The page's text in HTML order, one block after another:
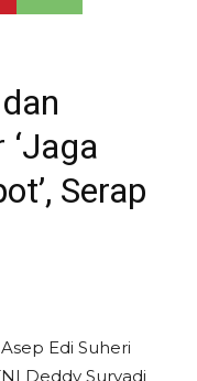
Serap
Edi Suheri
Deddy Suryadi